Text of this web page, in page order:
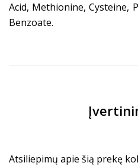
Acid, Methionine, Cysteine,
Benzoate.
Atsiliepimų apie šią prekę